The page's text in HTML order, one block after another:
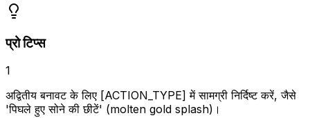
प्रो टिप्स
1
अद्वितीय बनावट के लिए [ACTION_TYPE] में सामग्री निर्दिष्ट करें, जैसे
'पिघले हुए सोने की छीटें' (molten gold splash)।